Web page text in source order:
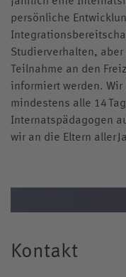
persönliche
Studierverhalten,
Teilnahme an den
informiert werden.
mindestens alle 14
Internatspädagogen
wir an die Eltern aller
Kontakt